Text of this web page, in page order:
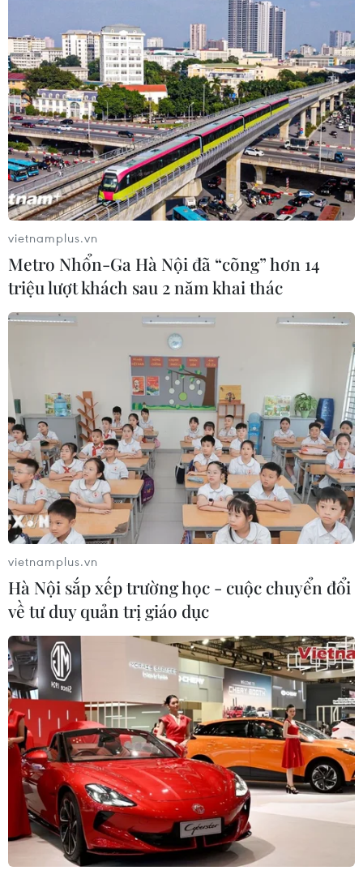
#Chứng khoán châu Á #Đồng USD
#Dòng tiền trú ẩn
#Xung đột tại Trung Đông
#Xung đột Israel-Iran
Theo dõi VietnamPlus
TIN LIÊN QUAN
Xung đột Israel-Iran chi phối thị trường
chứng khoán châu Á
17/06/2025 13:29
Thị trường chứng khoán châu Á biến động do căng
thẳng Israel-Iran và các diễn biến toàn cầu, đặc biệt sau
lời kêu gọi sơ tán của Mỹ.
vietnamplus.vn
Metro Nhổn-Ga Hà Nội đã “cõng” hơn 14
triệu lượt khách sau 2 năm khai thác
vietnamplus.vn
Hà Nội sắp xếp trường học - cuộc chuyển đổi
về tư duy quản trị giáo dục